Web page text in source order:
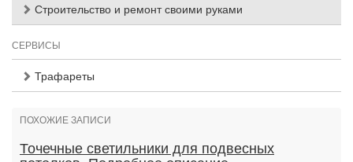
Строительство и ремонт своими руками
СЕРВИСЫ
Трафареты
ПОХОЖИЕ ЗАПИСИ
Точечные светильники для подвесных